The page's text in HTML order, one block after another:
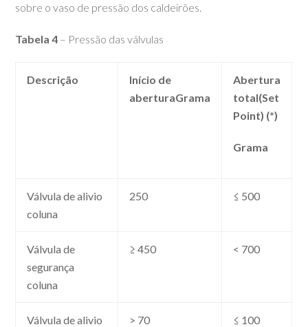
sobre o vaso de pressão dos caldeirões.
Tabela 4 – Pressão das válvulas
Descrição
Início de
aberturaGrama
Abertura
total(Set
Point) (*)
Grama
Válvula de alivio
coluna
250 ≤ 500
Válvula de
segurança
coluna
≥ 450 < 700
Válvula de alivio
> 70 ≤ 100